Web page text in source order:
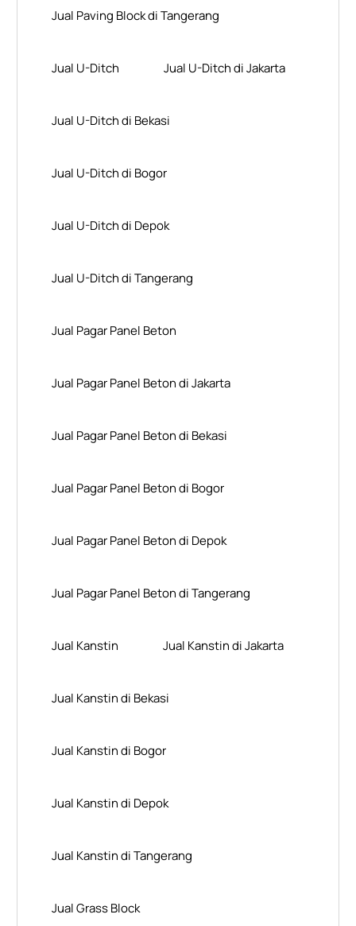
Jual Paving Block di Tangerang
Jual U-Ditch Jual U-Ditch di Jakarta
Jual U-Ditch di Bekasi
Jual U-Ditch di Bogor
Jual U-Ditch di Depok
Jual U-Ditch di Tangerang
Jual Pagar Panel Beton
Jual Pagar Panel Beton di Jakarta
Jual Pagar Panel Beton di Bekasi
Jual Pagar Panel Beton di Bogor
Jual Pagar Panel Beton di Depok
Jual Pagar Panel Beton di Tangerang
Jual Kanstin Jual Kanstin di Jakarta
Jual Kanstin di Bekasi
Jual Kanstin di Bogor
Jual Kanstin di Depok
Jual Kanstin di Tangerang
Jual Grass Block